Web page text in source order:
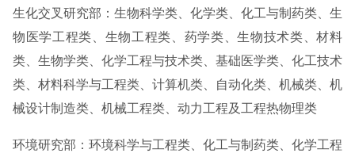
生化交叉研究部：生物科学类、化学类、化工与制药类、生
物医学工程类、生物工程类、药学类、生物技术类、材料
类、生物学类、化学工程与技术类、基础医学类、化工技术
类、材料科学与工程类、计算机类、自动化类、机械类、机
械设计制造类、机械工程类、动力工程及工程热物理类
环境研究部：环境科学与工程类、化工与制药类、化学工程